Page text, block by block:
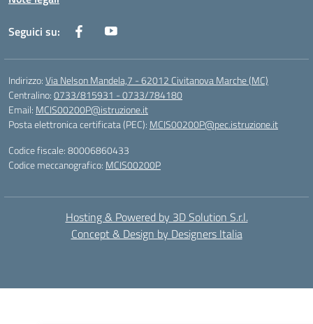
Seguici su:
Indirizzo:Via Nelson Mandela,7 - 62012 Civitanova Marche (MC)
Centralino:0733/815931 - 0733/784180
Email: MCIS00200P@istruzione.it
Posta elettronica certificata (PEC): MCIS00200P@pec.istruzione.it
Codice fiscale: 80006860433
Codice meccanografico: MCIS00200P
Hosting & Powered by 3D Solution S.r.l.
Concept & Design by Designers Italia